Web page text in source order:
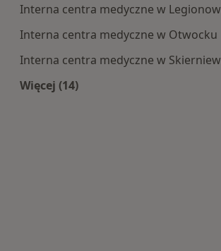
Interna centra medyczne w
Interna centra medyczne w Otwocku
Interna centra medyczne w
Więcej (14)